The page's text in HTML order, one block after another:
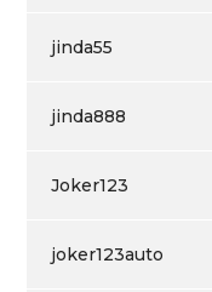
jinda55
jinda888
Joker123
joker123auto